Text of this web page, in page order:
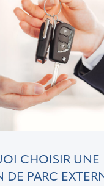
CHOISIR UNE
DE PARC